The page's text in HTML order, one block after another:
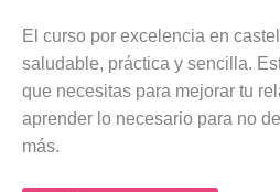
El curso por excelencia en
saludable, práctica y sencilla.
que necesitas para mejorar tu
aprender lo necesario para no
más.